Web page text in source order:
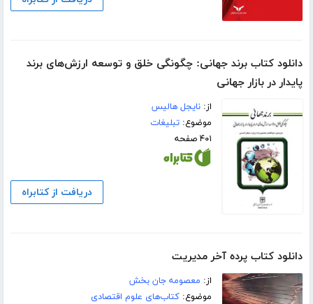
دانلود کتاب برند جهانی: چگونگی خلق و توسعه ارزش‌های برند
پایدار در بازار جهانی
از:نایجل هالیس
موضوع:تبلیغات
۴۰۱ صفحه
دریافت از کتابراه
دانلود کتاب پرده آخر مدیریت
از: معصومه جان بخش
موضوع:کتاب‌های علوم اقتصادی